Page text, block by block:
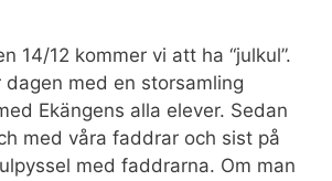
14/12 kommer vi att ha “julkul”.
dagen med en storsamling
Ekängens alla elever. Sedan
med våra faddrar och sist på
med faddrarna. Om man